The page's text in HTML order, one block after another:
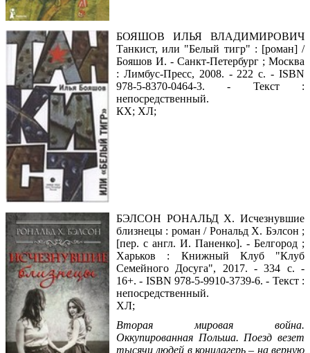
БОЯШОВ ИЛЬЯ ВЛАДИМИРОВИЧ
Танкист, или "Белый тигр" : [роман] /
Бояшов И. - Санкт-Петербург ; Москва
: Лимбус-Пресс, 2008. - 222 с. - ISBN
978-5-8370-0464-3. - Текст :
непосредственный.
КХ; ХЛ;
БЭЛСОН РОНАЛЬД Х. Исчезнувшие
близнецы : роман / Рональд Х. Бэлсон ;
[пер. с англ. И. Паненко]. - Белгород ;
Харьков : Книжный Клуб "Клуб
Семейного Досуга", 2017. - 334 с. -
16+. - ISBN 978-5-9910-3739-6. - Текст :
непосредственный.
ХЛ;
Вторая мировая война.
Оккупированная Польша. Поезд везет
тысячи людей в концлагерь – на верную